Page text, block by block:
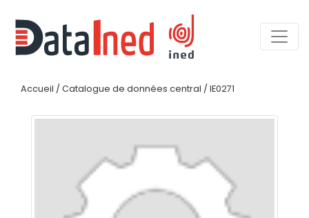
Accueil / Catalogue de données central / IE0271